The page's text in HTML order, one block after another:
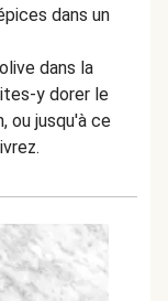
dans un
dans la
y dorer le
ou jusqu'à ce